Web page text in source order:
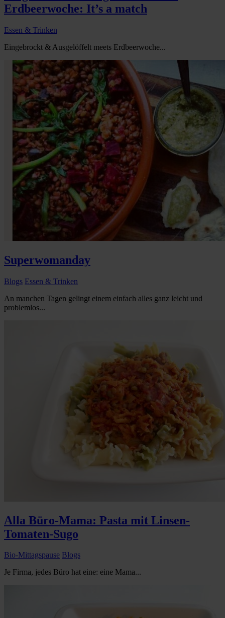
Erdbeerwoche: It’s a match
Essen & Trinken
Eingebrockt & Ausgelöffelt meets Erdbeerwoche...
Superwomanday
Blogs Essen & Trinken
An manchen Tagen gelingt einem einfach alles ganz leicht und
problemlos...
Alla Büro-Mama: Pasta mit Linsen-
Tomaten-Sugo
Bio-Mittagspause Blogs
Je Firma, jedes Büro hat eine: eine Mama...